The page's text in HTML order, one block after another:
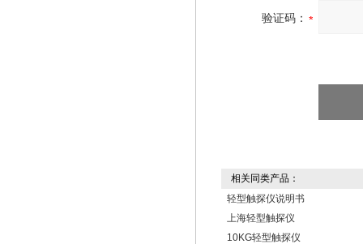
验证码：
相关同类产品：
轻型触探仪说明书
上海轻型触探仪
10KG轻型触探仪